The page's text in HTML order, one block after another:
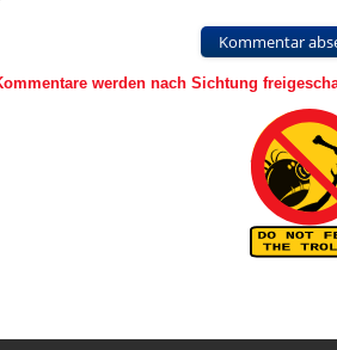
Kommentar
werden nach Sichtung